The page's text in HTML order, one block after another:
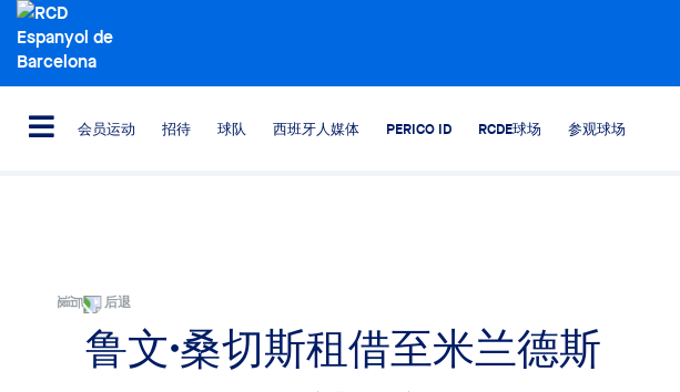
会员运动 招待 球队 西班牙人媒体 PERICO ID RCDE球场 参观球场
后退
鲁文·桑切斯租借至米兰德斯